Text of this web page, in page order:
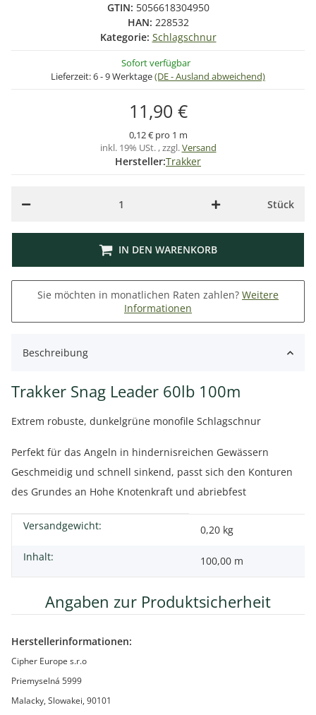
GTIN: 5056618304950
HAN: 228532
Kategorie: Schlagschnur
Sofort verfügbar
Lieferzeit:6 - 9 Werktage(DE - Ausland abweichend)
11,90 €
0,12 € pro 1 m
inkl. 19% USt. , zzgl.Versand
Hersteller:Trakker
Stück
IN DEN WARENKORB
Sie möchten in monatlichen Raten zahlen? Weitere
Informationen
Beschreibung
Trakker Snag Leader 60lb 100m
Extrem robuste, dunkelgrüne monofile Schlagschnur
Perfekt für das Angeln in hindernisreichen Gewässern
Geschmeidig und schnell sinkend, passt sich den Konturen
des Grundes an Hohe Knotenkraft und abriebfest
Produkteigenschaft
Wert
Versandgewicht:
0,20 kg
Inhalt:
100,00 m
Angaben zur Produktsicherheit
Herstellerinformationen:
Cipher Europe s.r.o
Priemyselná 5999
Malacky, Slowakei, 90101